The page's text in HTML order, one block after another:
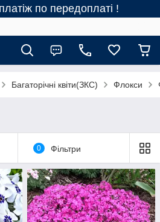
по передоплаті !
Багаторічні квіти(ЗКС) Флокси
0 Фільтри